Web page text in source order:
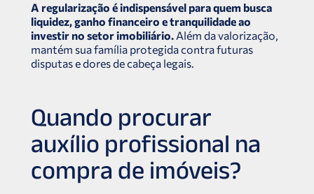
A regularização é indispensável para quem busca
liquidez, ganho financeiro e tranquilidade ao
investir no setor imobiliário. Além da valorização,
mantém sua família protegida contra futuras
disputas e dores de cabeça legais.
Quando procurar
auxílio profissional na
compra de imóveis?